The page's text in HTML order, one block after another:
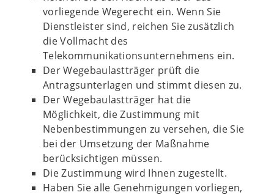
vorliegende Wegerecht ein. Wenn Sie
Dienstleister sind, reichen Sie zusätzlich
die Vollmacht des
Telekommunikationsunternehmens ein.
Der Wegebaulastträger prüft die
Antragsunterlagen und stimmt diesen zu.
Der Wegebaulastträger hat die
Möglichkeit, die Zustimmung mit
Nebenbestimmungen zu versehen, die Sie
bei der Umsetzung der Maßnahme
berücksichtigen müssen.
Die Zustimmung wird Ihnen zugestellt.
Haben Sie alle Genehmigungen vorliegen,